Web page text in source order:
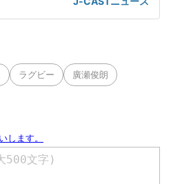
ラグビー 廣瀬俊朗